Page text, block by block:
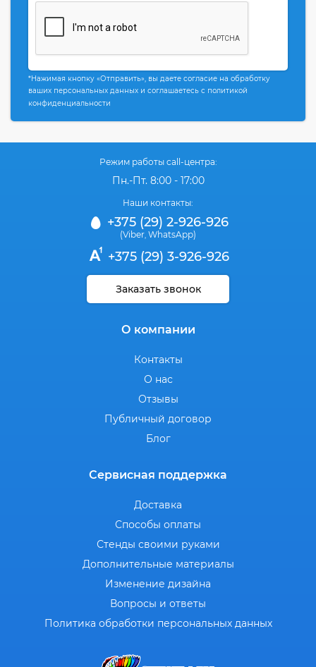
*Нажимая кнопку «Отправить», вы даете согласие на обработку
ваших персональных данных и соглашаетесь с политикой
конфиденциальности
Режим работы call-центра:
Пн.-Пт. 8:00 - 17:00
Наши контакты:
+375 (29) 2-926-926
(Viber WhatsApp)
+375 (29) 3-926-926
Заказать звонок
О компании
Контакты
О нас
Отзывы
Публичный договор
Блог
Сервисная поддержка
Доставка
Способы оплаты
Стенды своими руками
Дополнительные материалы
Изменение дизайна
Вопросы и ответы
Политика обработки персональных данных